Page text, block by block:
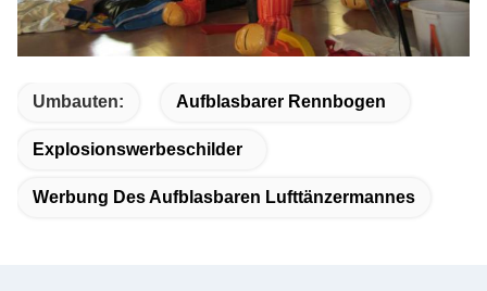
Umbauten: Aufblasbarer Rennbogen
Explosionswerbeschilder
Werbung Des Aufblasbaren Lufttänzermannes